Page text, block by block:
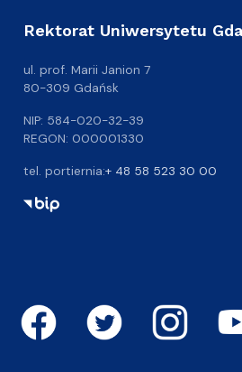
Rektorat Uniwersytetu
ul. prof. Marii Janion 7
80-309 Gdańsk
NIP: 584-020-32-39
REGON: 000001330
tel. portiernia:+ 48 58 523 30 00